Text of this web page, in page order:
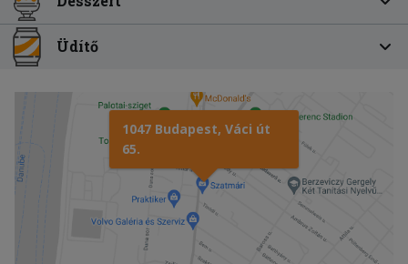
Üdítő
1047 Budapest, Váci út
65.